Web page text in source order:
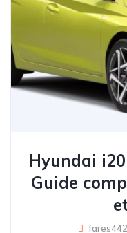
Hyundai
Guide
fares442